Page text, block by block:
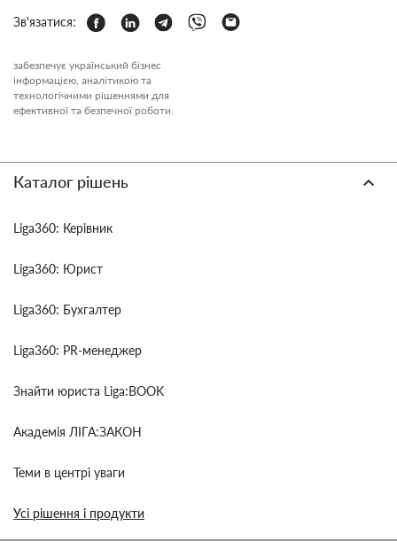
Зв'язатися:
забезпечує український бізнес
інформацією, аналітикою та
технологічними рішеннями для
ефективної та безпечної роботи.
Каталог рішень
Liga360: Керівник
Liga360: Юрист
Liga360: Бухгалтер
Liga360: PR-менеджер
Знайти юриста Liga:BOOK
Академія ЛІГА:ЗАКОН
Теми в центрі уваги
Усі рішення і продукти